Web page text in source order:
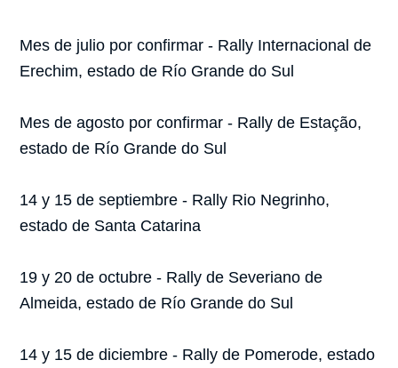
Mes de julio por confirmar - Rally Internacional de
Erechim, estado de Río Grande do Sul
Mes de agosto por confirmar - Rally de Estação,
estado de Río Grande do Sul
14 y 15 de septiembre - Rally Rio Negrinho,
estado de Santa Catarina
19 y 20 de octubre - Rally de Severiano de
Almeida, estado de Río Grande do Sul
14 y 15 de diciembre - Rally de Pomerode, estado